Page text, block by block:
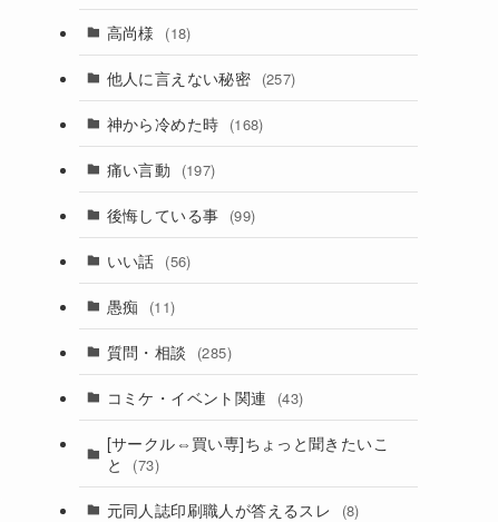
高尚様 (18)
他人に言えない秘密 (257)
神から冷めた時 (168)
痛い言動 (197)
後悔している事 (99)
いい話 (56)
愚痴 (11)
質問・相談 (285)
コミケ・イベント関連 (43)
[サークル⇔買い専]ちょっと聞きたいこ
と
(73)
元同人誌印刷職人が答えるスレ (8)